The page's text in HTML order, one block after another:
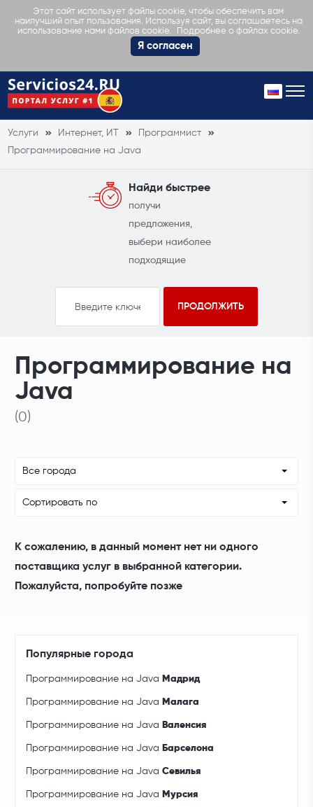
Этот сайт использует файлы cookie, чтобы обеспечить вам
наилучший опыт пользования. Используя сайт, вы соглашаетесь на
использование нами файлов cookie.
Подробнее о файлах cookie.
Я согласен
Услуги Интернет, ИТ
Программист
Программирование на Java
Найди быстрее
получи
предложения,
выбери наиболее
подходящие
Программирование на
Java
(0)
Все города
Сортировать по
К сожалению, в данный момент нет ни одного
поставщика услуг в выбранной категории.
Пожалуйста, попробуйте позже
Популярные города
Программирование на Java Мадрид
Программирование на Java Малага
Программирование на Java Валенсия
Программирование на Java Барселона
Программирование на JavaСевилья
Программирование на Java Мурсия